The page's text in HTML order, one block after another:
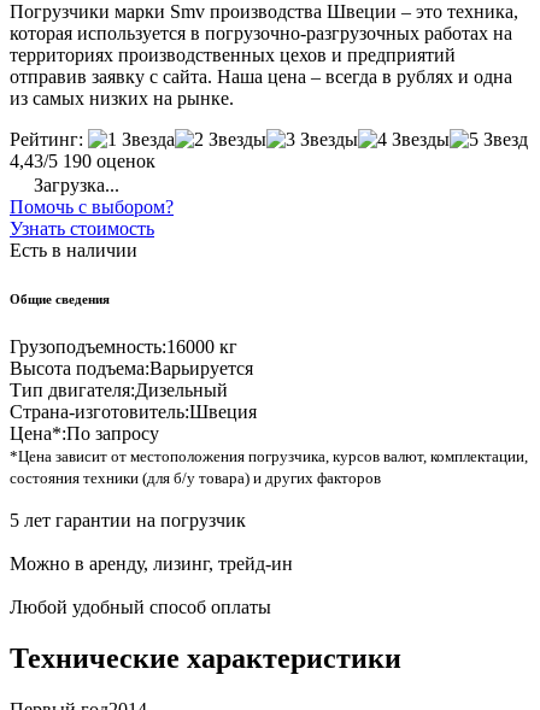
Погрузчики марки Smv производства Швеции – это техника,
которая используется в погрузочно-разгрузочных работах на
территориях производственных цехов и предприятий
отправив заявку с сайта. Наша цена – всегда в рублях и одна
из самых низких на рынке.
Рейтинг:
4,43/5 190 оценок
Загрузка...
Помочь с выбором?
Узнать стоимость
Есть в наличии
Общие сведения
Грузоподъемность:16000 кг
Высота подъема:Варьируется
Тип двигателя:Дизельный
Страна-изготовитель:Швеция
Цена*:По запросу
*Цена зависит от местоположения погрузчика, курсов валют, комплектации,
состояния техники (для б/у товара) и других факторов
5 лет гарантии на погрузчик
Можно в аренду, лизинг, трейд-ин
Любой удобный способ оплаты
Технические характеристики